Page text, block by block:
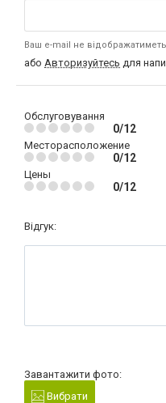
Ваш e-mail не
або Авторизуйтесь для
Обслуговування
0/12
Месторасположение
0/12
Цены
0/12
Відгук:
Завантажити фото:
Вибрати